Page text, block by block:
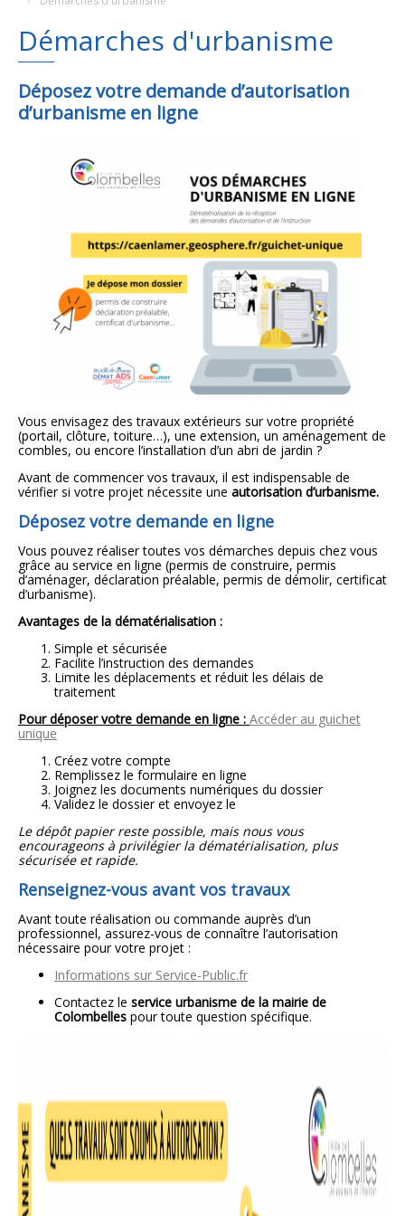
Démarches d'urbanisme
Déposez votre demande d’autorisation
d’urbanisme en ligne
Vous envisagez des travaux extérieurs sur votre propriété
(portail, clôture, toiture…), une extension, un aménagement de
combles, ou encore l’installation d’un abri de jardin ?
Avant de commencer vos travaux, il est indispensable de
vérifier si votre projet nécessite une autorisation d’urbanisme.
Déposez votre demande en ligne
Vous pouvez réaliser toutes vos démarches depuis chez vous
grâce au service en ligne (permis de construire, permis
d’aménager, déclaration préalable, permis de démolir, certificat
d’urbanisme).
Avantages de la dématérialisation :
Simple et sécurisée
Facilite l’instruction des demandes
Limite les déplacements et réduit les délais de
traitement
Pour déposer votre demande en ligne : Accéder au guichet
unique
Créez votre compte
Remplissez le formulaire en ligne
Joignez les documents numériques du dossier
Validez le dossier et envoyez le
Le dépôt papier reste possible, mais nous vous
encourageons à privilégier la dématérialisation, plus
sécurisée et rapide.
Renseignez-vous avant vos travaux
Avant toute réalisation ou commande auprès d’un
professionnel, assurez-vous de connaître l’autorisation
nécessaire pour votre projet :
Informations sur Service-Public.fr
Contactez le service urbanisme de la mairie de
Colombelles pour toute question spécifique.
Plans
Emploi
Marchés publics
Grands projets